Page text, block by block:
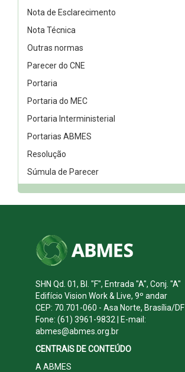
Nota de Esclarecimento
Nota Técnica
Outras normas
Parecer do CNE
Portaria
Portaria do MEC
Portaria Interministerial
Portarias ABMES
Resolução
Súmula de Parecer
SHN Qd. 01, Bl. "F", Entrada "A", Conj. "A"
Edifício Vision Work & Live, 9º andar
CEP: 70.701-060 - Asa Norte, Brasília/DF
Fone: (61) 3961-9832 | E-mail:
abmes@abmes.org.br
CENTRAIS DE CONTEÚDO
A ABMES